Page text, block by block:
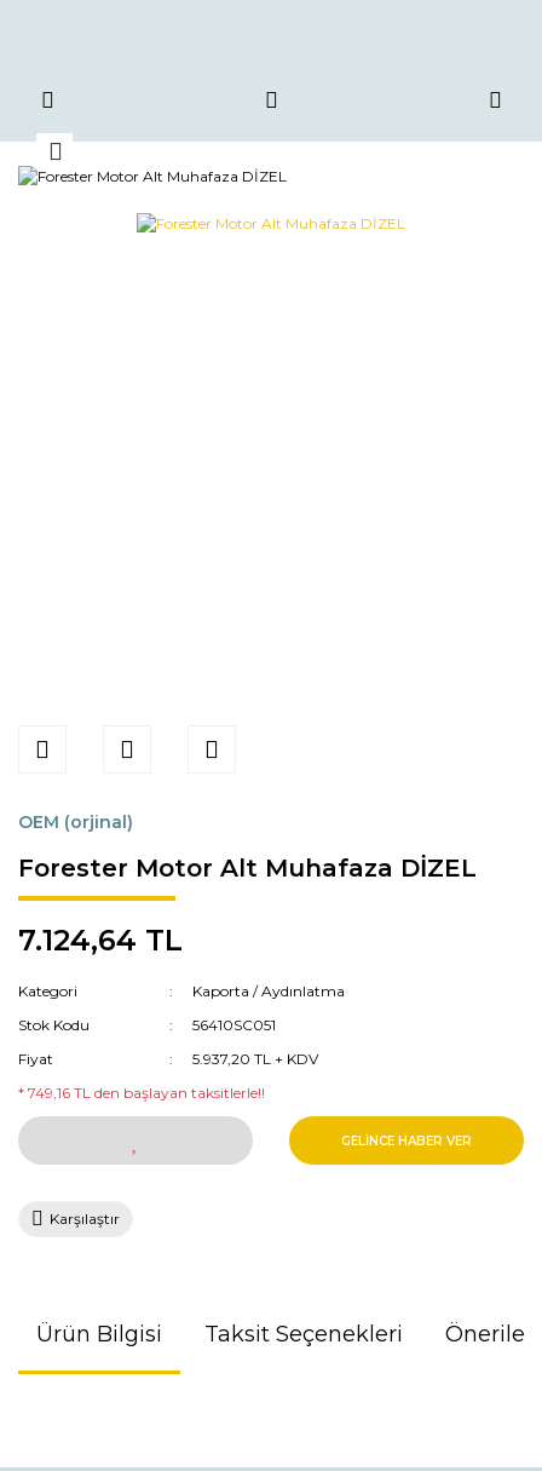
OEM (orjinal)
Forester Motor Alt Muhafaza DİZEL
7.124,64 TL
Kategori
Kaporta / Aydınlatma
Stok Kodu
56410SC051
Fiyat
5.937,20 TL + KDV
* 749,16 TL den başlayan taksitlerle!!
GELİNCE HABER VER
Karşılaştır
Ürün Bilgisi Taksit Seçenekleri
konularda yetersiz gördüğünüz noktaları öneri formunu